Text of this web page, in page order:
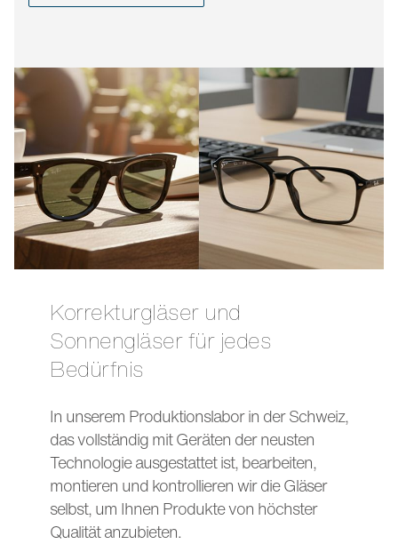
Korrekturgläser und
Sonnengläser für jedes
Bedürfnis
In unserem Produktionslabor in der Schweiz,
das vollständig mit Geräten der neusten
Technologie ausgestattet ist, bearbeiten,
montieren und kontrollieren wir die Gläser
selbst, um Ihnen Produkte von höchster
Qualität anzubieten.